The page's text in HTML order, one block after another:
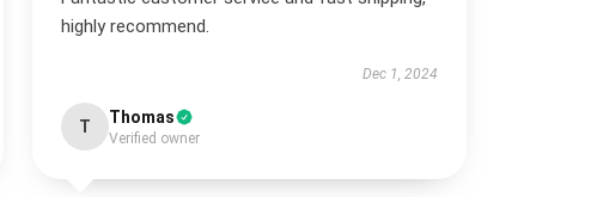
highly recommend.
Dec 1, 2024
T Thomas
Verified owner